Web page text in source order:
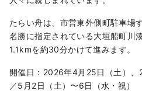
たらい舟は、市営東外側町駐車場
名勝に指定されている大垣船町川
1.1kmを約30分かけて進みます。
開催日：2026年4月25日（土）、
／5月2日（土）〜6日（水・祝）